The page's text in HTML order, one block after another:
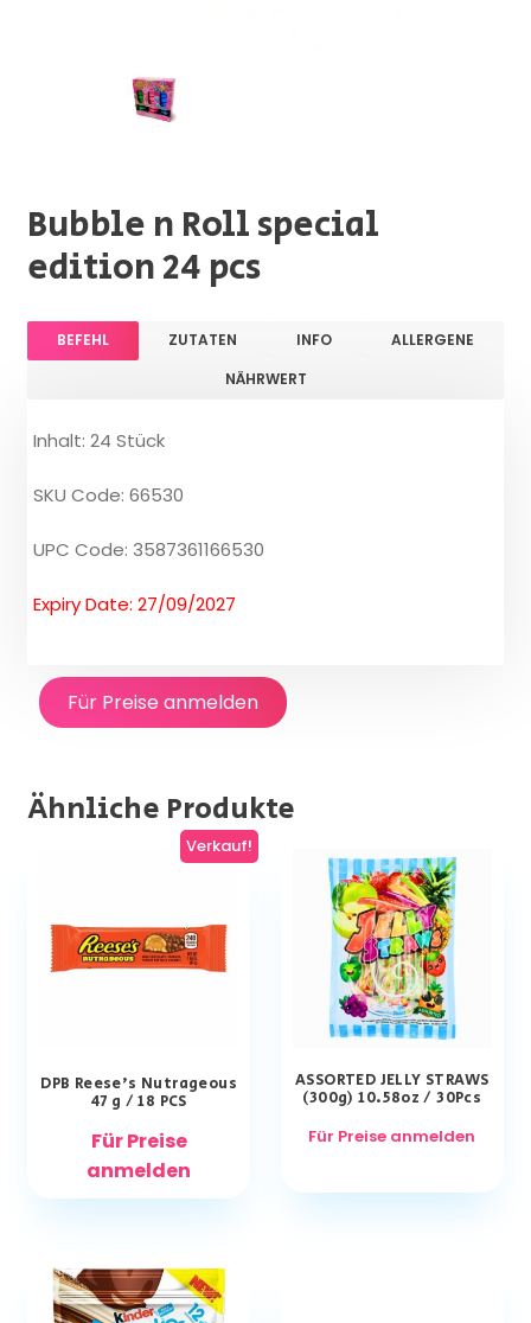
Bubble n Roll special
edition 24 pcs
BEFEHL ZUTATEN INFO
ALLERGENE
NÄHRWERT
Inhalt: 24 Stück
SKU Code: 66530
UPC Code: 3587361166530
Expiry Date: 27/09/2027
Für Preise anmelden
Ähnliche Produkte
Verkauf!
DPB Reese’s Nutrageous
47 g / 18 PCS
Für Preise
anmelden
ASSORTED JELLY STRAWS
(300g) 10.58oz / 30Pcs
Für Preise anmelden